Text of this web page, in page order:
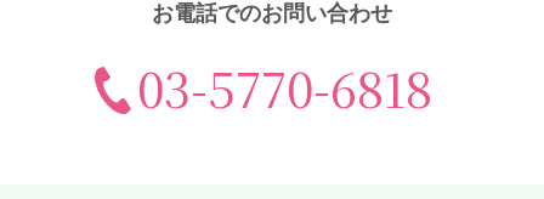
お電話でのお問い合わせ
03-5770-6818